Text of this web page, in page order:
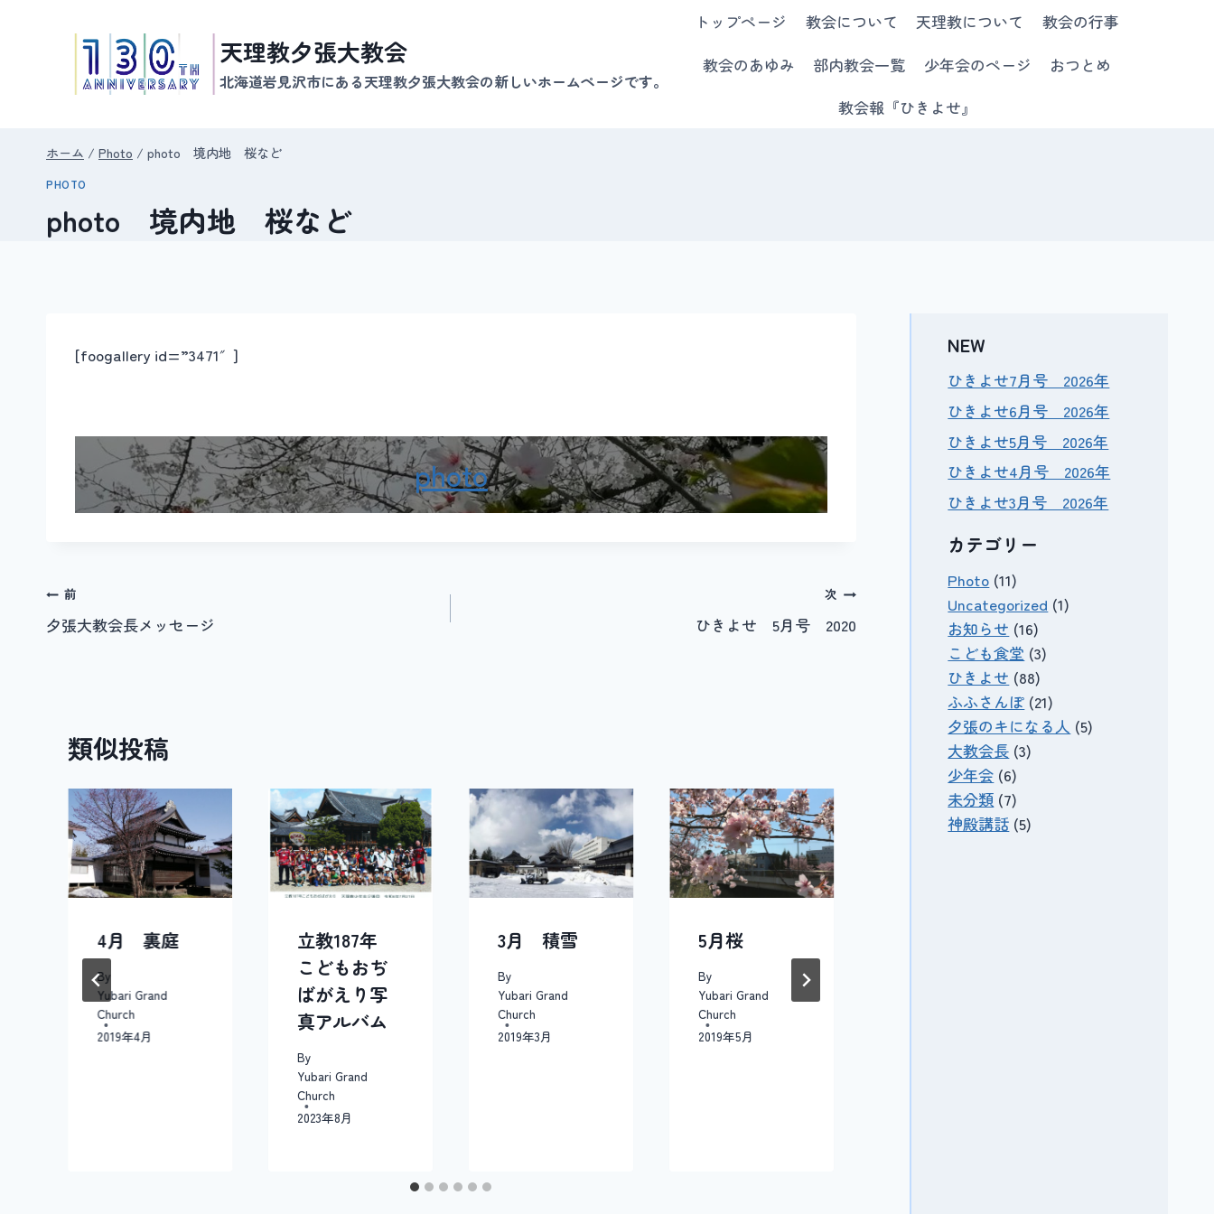
天理教夕張大教会
北海道岩見沢市にある天理教夕張大教会の新しいホームページです。
トップページ 教会について 天理教について
教会の行事
教会のあゆみ
部内教会一覧 少年会のページ
おつとめ
教会報『ひきよせ』
ホーム / Photo / photo 境内地 桜など
PHOTO
photo 境内地 桜など
[foogallery id=”3471″]
photo
投
稿
ゲ
ー
シ
ン
前
夕張大教会長メッセージ
次
ひきよせ 5月号 2020
類似投稿
4月 裏庭
By
Yubari Grand
Church
2019年4月
立教187年
こどもおぢ
ばがえり写
真アルバム
By
Yubari Grand
Church
2023年8月
3月 積雪
By
Yubari Grand
Church
2019年3月
5月桜
By
Yubari Grand
Church
2019年5月
NEW
ひきよせ7月号 2026年
ひきよせ6月号 2026年
ひきよせ5月号 2026年
ひきよせ4月号 2026年
ひきよせ3月号 2026年
カテゴリー
Photo (11)
Uncategorized (1)
お知らせ (16)
こども食堂 (3)
ひきよせ (88)
ふふさんぽ (21)
夕張のキになる人 (5)
大教会長 (3)
少年会 (6)
未分類 (7)
神殿講話 (5)